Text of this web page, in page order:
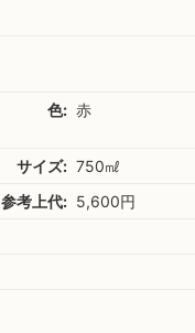
色: 赤
サイズ: 750㎖
参考上代: 5,600円